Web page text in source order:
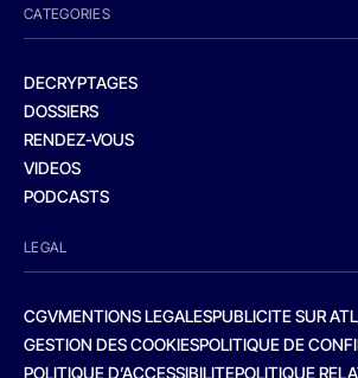
CATEGORIES
DECRYPTAGES
DOSSIERS
RENDEZ-VOUS
VIDEOS
PODCASTS
LEGAL
CGVMENTIONS LEGALESPUBLICITE SUR
GESTION DES COOKIESPOLITIQUE DE
POLITIQUE D’ACCESSIBILITEPOLITIQUE